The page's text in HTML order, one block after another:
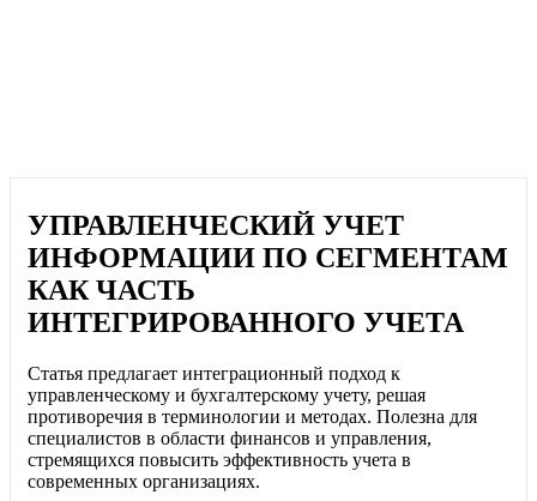
УПРАВЛЕНЧЕСКИЙ УЧЕТ
ИНФОРМАЦИИ ПО СЕГМЕНТАМ
КАК ЧАСТЬ
ИНТЕГРИРОВАННОГО УЧЕТА
Статья предлагает интеграционный подход к
управленческому и бухгалтерскому учету, решая
противоречия в терминологии и методах. Полезна для
специалистов в области финансов и управления,
стремящихся повысить эффективность учета в
современных организациях.